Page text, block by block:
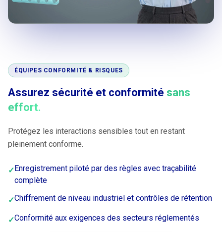
ÉQUIPES CONFORMITÉ & RISQUES
Assurez sécurité et conformité sans
effort.
Protégez les interactions sensibles tout en restant
pleinement conforme.
✓Enregistrement piloté par des règles avec traçabilité
complète
✓Chiffrement de niveau industriel et contrôles de rétention
✓Conformité aux exigences des secteurs réglementés